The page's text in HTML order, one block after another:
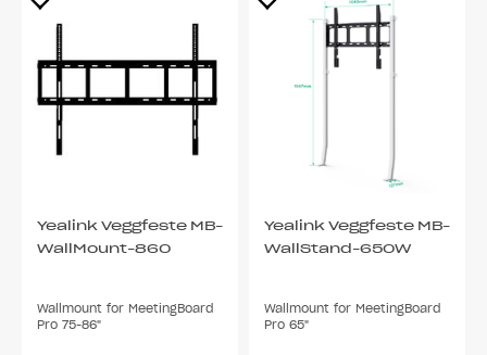
Yealink Veggfeste MB-
WallMount-860
Wallmount for MeetingBoard
Pro 75-86"
Yealink Veggfeste MB-
WallStand-650W
Wallmount for MeetingBoard
Pro 65"